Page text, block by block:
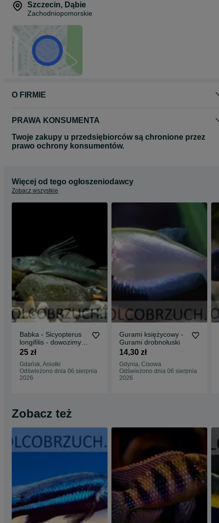
Szczecin, Dąbie
Zachodniopomorskie
O FIRMIE
PRAWA KONSUMENTA
Twoje zakupy u przedsiębiorców są chronione przez
prawo ochrony konsumentów.
Więcej od tego ogłoszeniodawcy
Zobacz wszystkie
Babka - Sicyopterus
longifilis - dowozimy,
wysyłamy
25 zł
Gdańsk, Aniołki
Odświeżono dnia 06 sierpnia
2026
Gurami księżycowy -
Gurami drobnołuski
14,30 zł
Gdynia, Cisowa
Odświeżono dnia 06 sierpnia
2026
Zobacz też